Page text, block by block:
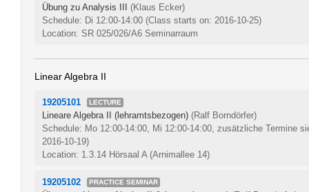
Übung zu Analysis III
(Klaus Ecker)
Schedule: Di 12:00-14:00 (Class starts on: 2016-10-25)
Location: SR 025/026/A6 Seminarraum
Linear Algebra II
19205101 LECTURE
Lineare Algebra II (lehramtsbezogen) (Ralf Borndörfer)
Schedule: Mo 12:00-14:00, Mi 12:00-14:00, zusätzliche Termine
2016-10-19)
Location: 1.3.14 Hörsaal A (Arnimallee 14)
19205102 PRACTICE SEMINAR